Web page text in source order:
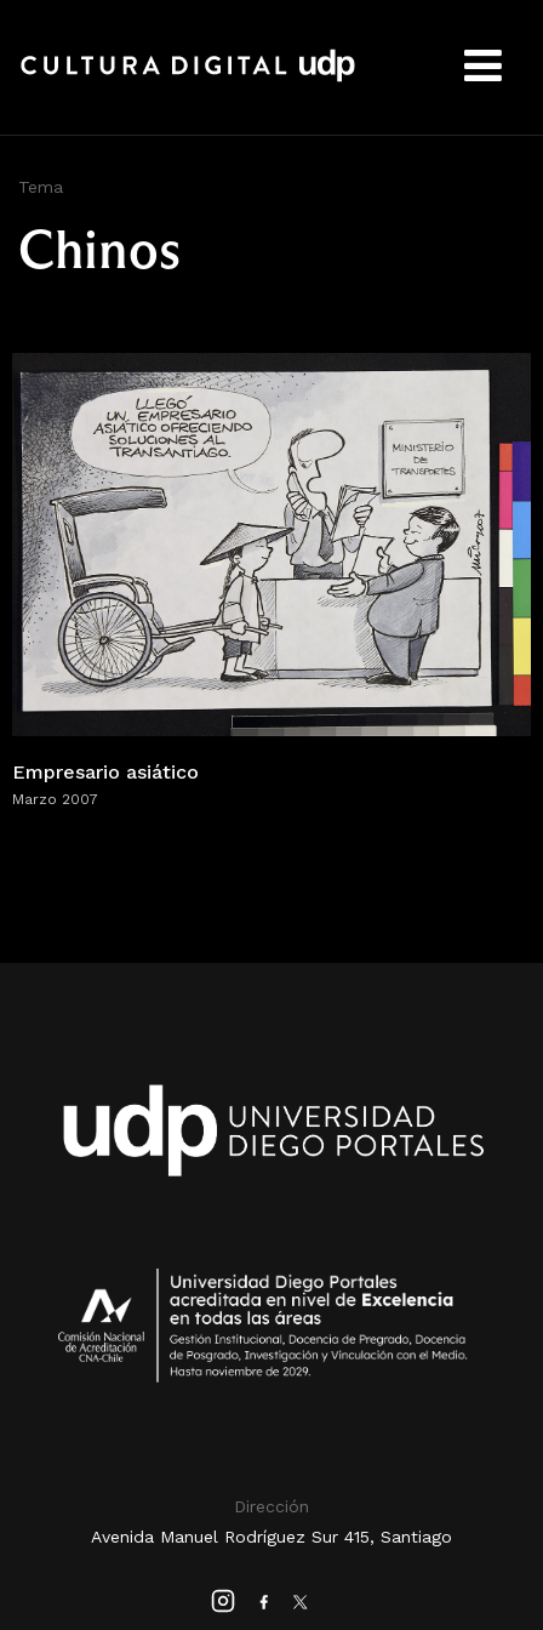
Tema
Chinos
Empresario asiático
Marzo 2007
Dirección
Avenida Manuel Rodríguez Sur 415, Santiago